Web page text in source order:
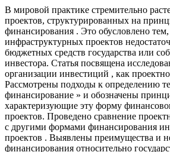
В мировой практике стремительно
проектов, структурированных на
финансирования . Это обусловлено тем,
инфраструктурных проектов
бюджетных средств государства или
инвестора. Статья посвящена
организации инвестиций , как
Рассмотрены подходы к определению
финансирование » и обозначены
характеризующие эту форму
проектов. Проведено сравнение
с другими формами финансирования
проектов . Выявлены преимущества и
финансирования относительно